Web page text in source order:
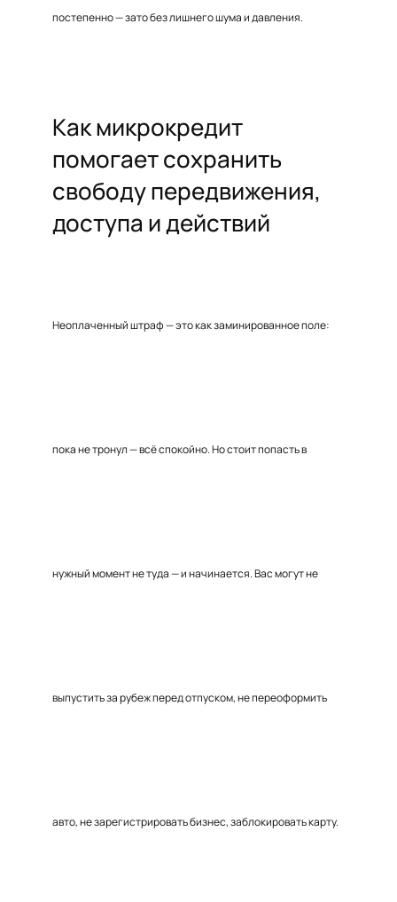
постепенно — зато без лишнего шума и давления.
Как микрокредит
помогает сохранить
свободу передвижения,
доступа и действий
Неоплаченный штраф — это как заминированное поле:
пока не тронул — всё спокойно. Но стоит попасть в
нужный момент не туда — и начинается. Вас могут не
выпустить за рубеж перед отпуском, не переоформить
авто, не зарегистрировать бизнес, заблокировать карту.